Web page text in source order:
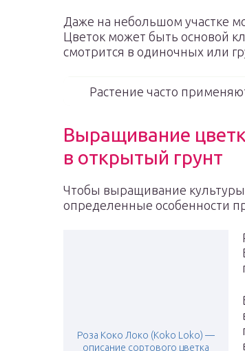
Даже на небольшом участке
Цветок может быть основой
смотрится в одиночных или
Растение часто
Выращивание
в открытый грунт
Чтобы выращивание
определенные особенности
Роза Коко Локо (Koko Loko) —
описание сортового цветка